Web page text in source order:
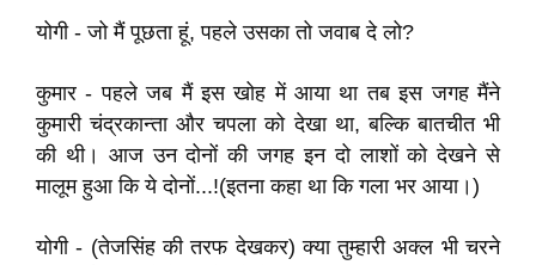
योगी - जो मैं पूछता हूं, पहले उसका तो जवाब दे लो?
कुमार - पहले जब मैं इस खोह में आया था तब इस जगह मैंने
कुमारी चंद्रकान्ता और चपला को देखा था, बल्कि बातचीत भी
की थी। आज उन दोनों की जगह इन दो लाशों को देखने से
मालूम हुआ कि ये दोनों...!(इतना कहा था कि गला भर आया।)
योगी - (तेजसिंह की तरफ देखकर) क्या तुम्हारी अक्ल भी चरने